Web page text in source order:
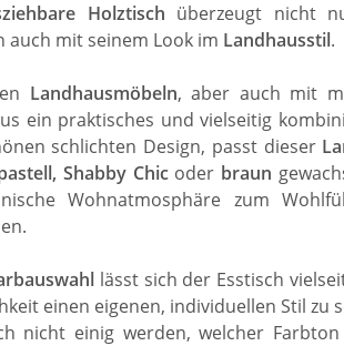
Holztisch überzeugt nicht
auch mit seinem Look im Landhausstil.
Landhausmöbeln, aber auch mit
ein praktisches und vielseitig
schlichten Design, passt dieser
Shabby Chicoder braun
Wohnatmosphäre zum
lässt sich der Esstisch
einen eigenen, individuellen Stil zu
nicht einig werden, welcher